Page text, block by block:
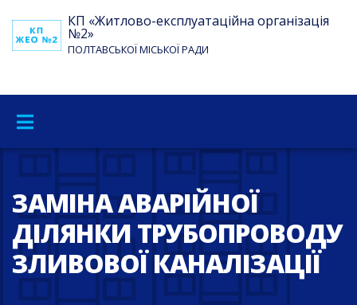
КП «Житлово-експлуатаційна організація
№2»
ПОЛТАВСЬКОЇ МІСЬКОЇ РАДИ
ЗАМІНА АВАРІЙНОЇ
ДІЛЯНКИ ТРУБОПРОВОДУ
ЗЛИВОВОЇ КАНАЛІЗАЦІЇ